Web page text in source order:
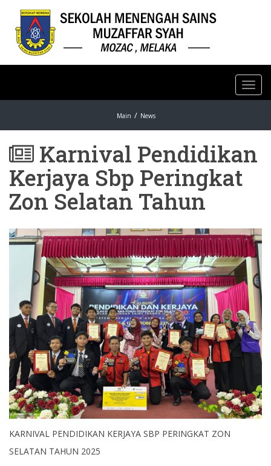
Main News
Karnival Pendidikan
Kerjaya Sbp Peringkat
Zon Selatan Tahun
KARNIVAL PENDIDIKAN KERJAYA SBP PERINGKAT ZON
SELATAN TAHUN 2025